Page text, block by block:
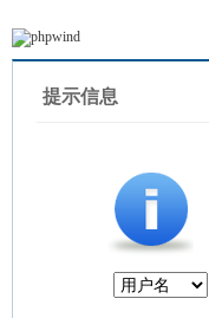
提示信息